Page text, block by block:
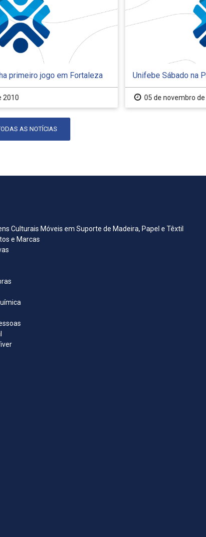
primeiro jogo em Fortaleza
2010
Unifebe Sábado na
05 de novembro de
AS NOTÍCIAS
Culturais Móveis em Suporte de Madeira, Papel e Têxtil
e Marcas